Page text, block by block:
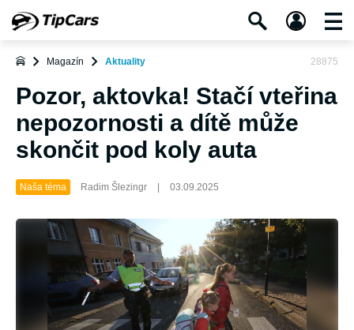
Magazín Aktuality 28875
Pozor, aktovka! Stačí vteřina
nepozornosti a dítě může
skončit pod koly auta
Naša téma Radim Šlezingr 03.09.2025